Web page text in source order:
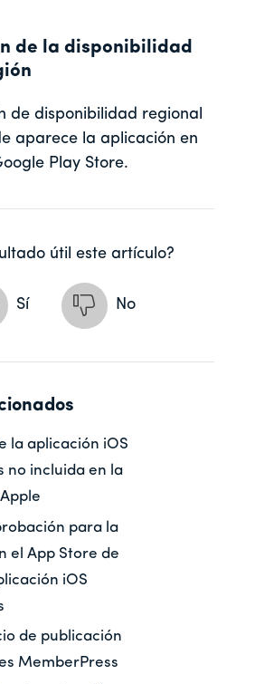
de la disponibilidad
de disponibilidad regional
aparece la aplicación en
Play Store.
útil este artículo?
Sí No
la aplicación iOS
no incluida en la
para la
el App Store de
iOS
de publicación
MemberPress